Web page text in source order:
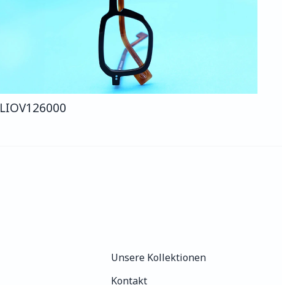
LIOV126000
Unsere Kollektionen
Kontakt